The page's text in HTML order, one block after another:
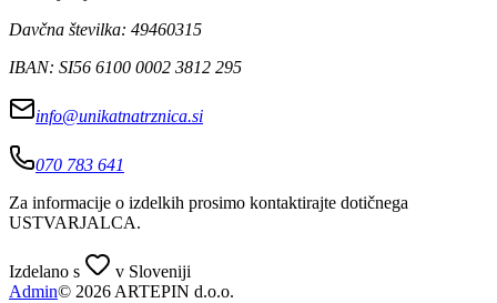
Davčna številka: 49460315
IBAN: SI56 6100 0002 3812 295
info@unikatnatrznica.si
070 783 641
Za informacije o izdelkih prosimo kontaktirajte dotičnega
USTVARJALCA.
Izdelano s
v Sloveniji
Admin© 2026 ARTEPIN d.o.o.